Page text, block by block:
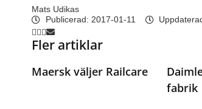
Mats Udikas
Publicerad: 2017-01-11
Fler artiklar
Maersk väljer Railcare
fabrik